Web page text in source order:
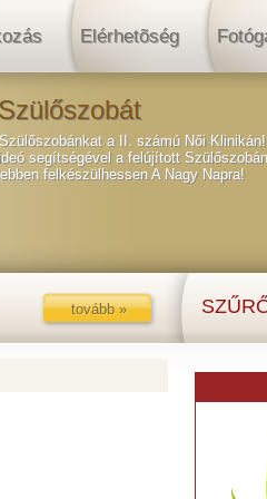
Elérhetõség
a II. számú Női
segítségével a felújított
felkészülhessen A Nagy Napra!
tovább »